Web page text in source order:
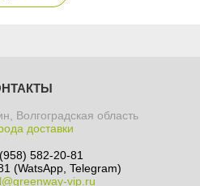
Волгоградская область
доставки
582-20-81
(WatsApp, Telegram)
vip.ru